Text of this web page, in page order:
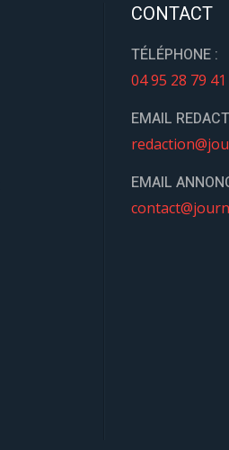
CONTACT
TÉLÉPHONE :
04 95 28 79 41
EMAIL
EMAIL